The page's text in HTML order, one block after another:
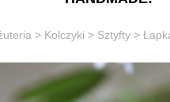
> Kolczyki > Sztyfty >